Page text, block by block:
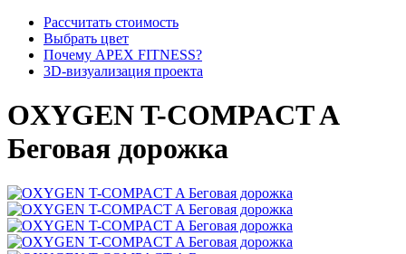
Рассчитать стоимость
Выбрать цвет
Почему APEX FITNESS?
3D-визуализация проекта
OXYGEN T-COMPACT A
Беговая дорожка